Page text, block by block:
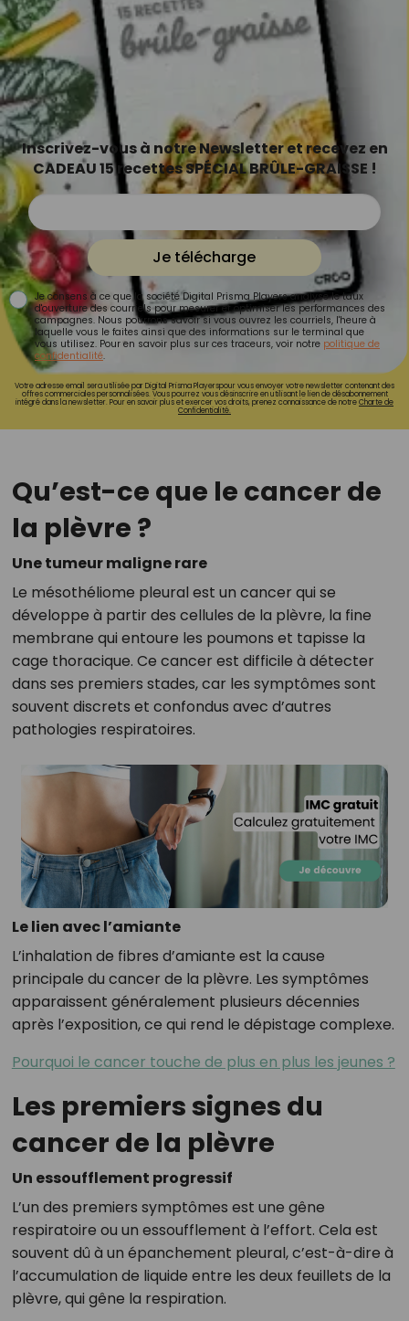
Inscrivez-vous à notre Newsletter et recevez en
CADEAU 15 recettes SPÉCIAL BRÛLE-GRAISSE !
Je télécharge
Je consens à ce que la société Digital Prisma Players analyse le taux
d'ouverture des courriels pour mesurer et optimiser les performances des
campagnes. Nous pourrons savoir si vous ouvrez les courriels, l'heure à
laquelle vous le faites ainsi que des informations sur le terminal que
vous utilisez. Pour en savoir plus sur ces traceurs, voir notre politique de
confidentialité.
Votre adresse email sera utilisée par Digital Prisma Playerspour vous envoyer votre newsletter contenant des
offres commerciales personnalisées. Vous pourrez vous désinscrire en utilisant le lien de désabonnement
intégré dans la newsletter. Pour en savoir plus et exercer vos droits, prenez connaissance de notreCharte de
Confidentialité.
Qu’est-ce que le cancer de
la plèvre ?
Une tumeur maligne rare
Le mésothéliome pleural est un cancer qui se
développe à partir des cellules de la plèvre, la fine
membrane qui entoure les poumons et tapisse la
cage thoracique. Ce cancer est difficile à détecter
dans ses premiers stades, car les symptômes sont
souvent discrets et confondus avec d’autres
pathologies respiratoires.
Le lien avec l’amiante
L’inhalation de fibres d’amiante est la cause
principale du cancer de la plèvre. Les symptômes
apparaissent généralement plusieurs décennies
après l’exposition, ce qui rend le dépistage complexe.
Pourquoi le cancer touche de plus en plus les jeunes ?
Les premiers signes du
cancer de la plèvre
Un essoufflement progressif
L’un des premiers symptômes est une gêne
respiratoire ou un essoufflement à l’effort. Cela est
souvent dû à un épanchement pleural, c’est-à-dire à
l’accumulation de liquide entre les deux feuillets de la
plèvre, qui gêne la respiration.